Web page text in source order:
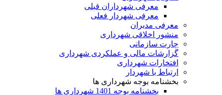
معرفی شهرداران قبلی
معرفی شهردار فعلی
معرفی مدیران
منشور اخلاقی شهرداری
چارت سازمانی
گزارشات مالی و عملکردی شهرداری
افتخارات شهرداری
ارتباط با شهردار
بخشنامه بوجه شهرداری ها
بخشنامه بوجه 1401 شهرداری ها